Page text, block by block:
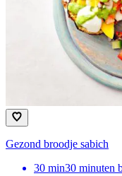
Gezond broodje sabich
30 min30 minuten